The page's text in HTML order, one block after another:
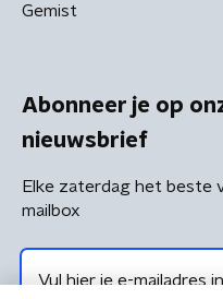
Gemist
Abonneer je op
nieuwsbrief
Elke zaterdag het beste
mailbox